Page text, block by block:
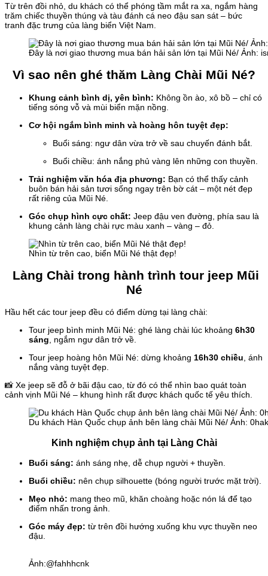
Từ trên đồi nhỏ, du khách có thể phóng tầm mắt ra xa, ngắm hàng
trăm chiếc thuyền thúng và tàu đánh cá neo đậu san sát – bức
tranh đặc trưng của làng biển Việt Nam.
Đây là nơi giao thương mua bán hải sản lớn tại Mũi Né/ Ảnh:
Vì sao nên ghé thăm Làng Chài Mũi Né?
Khung cảnh bình dị, yên bình: Không ồn ào, xô bồ – chỉ có
tiếng sóng vỗ và mùi biển mặn nồng.
Cơ hội ngắm bình minh và hoàng hôn tuyệt đẹp:
Buổi sáng: ngư dân vừa trở về sau chuyến đánh bắt.
Buổi chiều: ánh nắng phủ vàng lên những con thuyền.
Trải nghiệm văn hóa địa phương: Bạn có thể thấy cảnh
buôn bán hải sản tươi sống ngay trên bờ cát – một nét đẹp
rất riêng của Mũi Né.
Góc chụp hình cực chất: Jeep đậu ven đường, phía sau là
khung cảnh làng chài rực màu xanh – vàng – đỏ.
Nhìn từ trên cao, biển Mũi Né thật đẹp!
Làng Chài trong hành trình tour jeep Mũi
Né
Hầu hết các tour jeep đều có điểm dừng tại làng chài:
Tour jeep bình minh Mũi Né: ghé làng chài lúc khoảng 6h30
sáng, ngắm ngư dân trở về.
Tour jeep hoàng hôn Mũi Né: dừng khoảng 16h30 chiều, ánh
nắng vàng tuyệt đẹp.
📸 Xe jeep sẽ đỗ ở bãi đậu cao, từ đó có thể nhìn bao quát toàn
cảnh vịnh Mũi Né – khung hình rất được khách quốc tế yêu thích.
Du khách Hàn Quốc chụp ảnh bên làng chài Mũi Né/ Ảnh:
Kinh nghiệm chụp ảnh tại Làng Chài
Buổi sáng: ánh sáng nhẹ, dễ chụp người + thuyền.
Buổi chiều: nên chụp silhouette (bóng người trước mặt trời).
Mẹo nhỏ: mang theo mũ, khăn choàng hoặc nón lá để tạo
điểm nhấn trong ảnh.
Góc máy đẹp: từ trên đồi hướng xuống khu vực thuyền neo
đậu.
Ảnh:@fahhhcnk